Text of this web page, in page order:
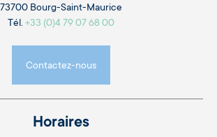
73700 Bourg-Saint-Maurice
Tél. +33 (0)4 79 07 68 00
Contactez-nous
Horaires